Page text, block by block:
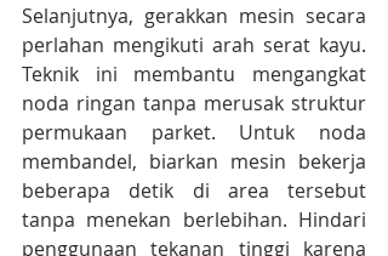
Selanjutnya, gerakkan mesin secara
perlahan mengikuti arah serat kayu.
Teknik ini membantu mengangkat
noda ringan tanpa merusak struktur
permukaan parket. Untuk noda
membandel, biarkan mesin bekerja
beberapa detik di area tersebut
tanpa menekan berlebihan. Hindari
penggunaan tekanan tinggi karena